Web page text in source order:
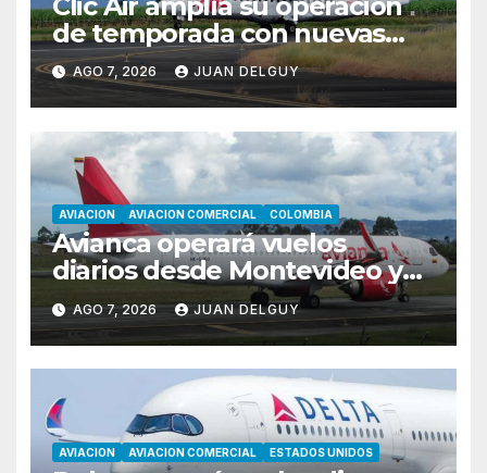
de temporada con nuevas
rutas hacia Cartagena y Tolú
AGO 7, 2026 JUAN DELGUY
AVIACION AVIACION COMERCIAL COLOMBIA
Avianca operará vuelos
diarios desde Montevideo y
Asunción hacia Bogotá
AGO 7, 2026 JUAN DELGUY
AVIACION AVIACION COMERCIAL ESTADOS UNIDOS